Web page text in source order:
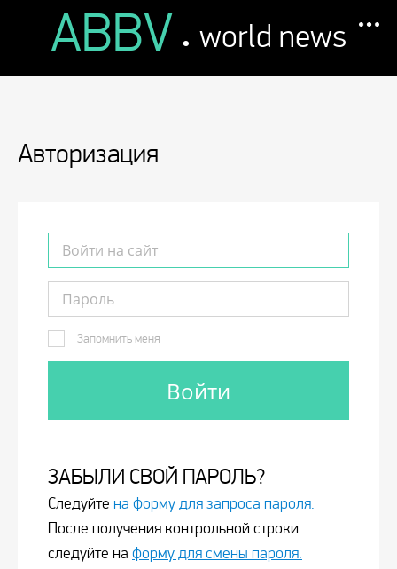
ABBV . world news
Авторизация
Запомнить меня
ЗАБЫЛИ СВОЙ ПАРОЛЬ?
Следуйте на форму для запроса пароля.
После получения контрольной строки
следуйте на форму для смены пароля.